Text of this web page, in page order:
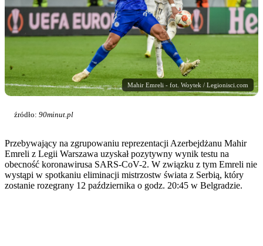
Mahir Emreli - fot. Woytek / Legionisci.com
źródło: 90minut.pl
Przebywający na zgrupowaniu reprezentacji Azerbejdżanu Mahir
Emreli z Legii Warszawa uzyskał pozytywny wynik testu na
obecność koronawirusa SARS-CoV-2. W związku z tym Emreli nie
wystąpi w spotkaniu eliminacji mistrzostw świata z Serbią, który
zostanie rozegrany 12 października o godz. 20:45 w Belgradzie.